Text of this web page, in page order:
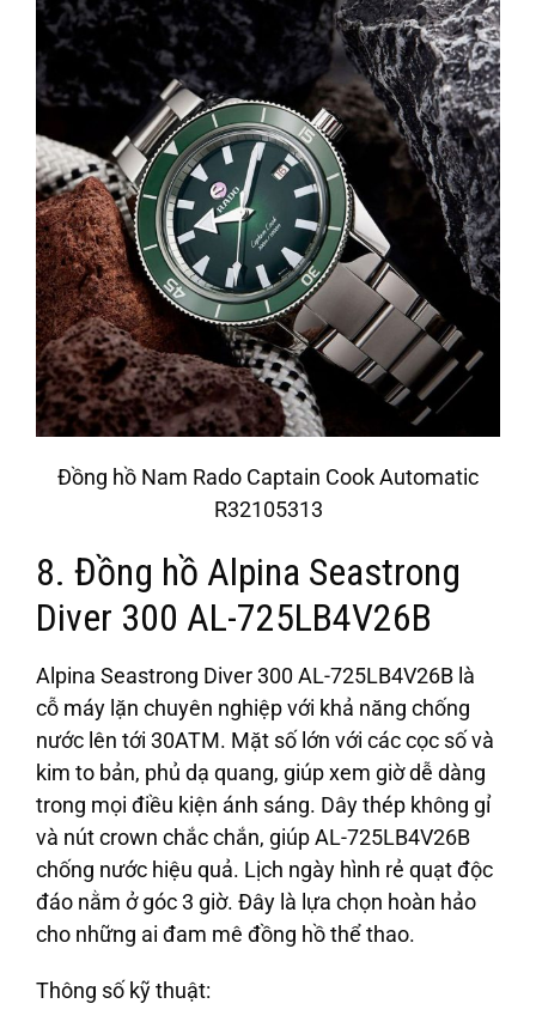
Đồng hồ Nam Rado Captain Cook Automatic
R32105313
8. Đồng hồ Alpina Seastrong
Diver 300 AL-725LB4V26B
Alpina Seastrong Diver 300 AL-725LB4V26B là
cỗ máy lặn chuyên nghiệp với khả năng chống
nước lên tới 30ATM. Mặt số lớn với các cọc số và
kim to bản, phủ dạ quang, giúp xem giờ dễ dàng
trong mọi điều kiện ánh sáng. Dây thép không gỉ
và nút crown chắc chắn, giúp AL-725LB4V26B
chống nước hiệu quả. Lịch ngày hình rẻ quạt độc
đáo nằm ở góc 3 giờ. Đây là lựa chọn hoàn hảo
cho những ai đam mê đồng hồ thể thao.
Thông số kỹ thuật: